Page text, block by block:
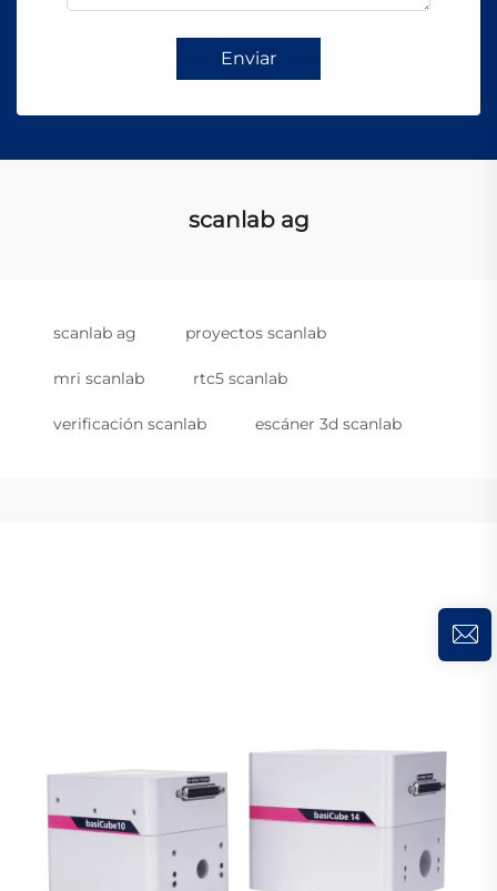
Enviar
scanlab ag
scanlab ag proyectos scanlab
mri scanlab rtc5 scanlab
verificación scanlab escáner 3d scanlab